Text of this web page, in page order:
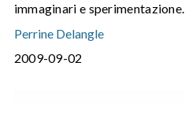
immaginari e sperimentazione.
Perrine Delangle
2009-09-02